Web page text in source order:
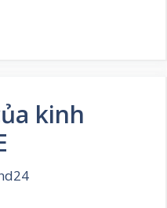
kinh